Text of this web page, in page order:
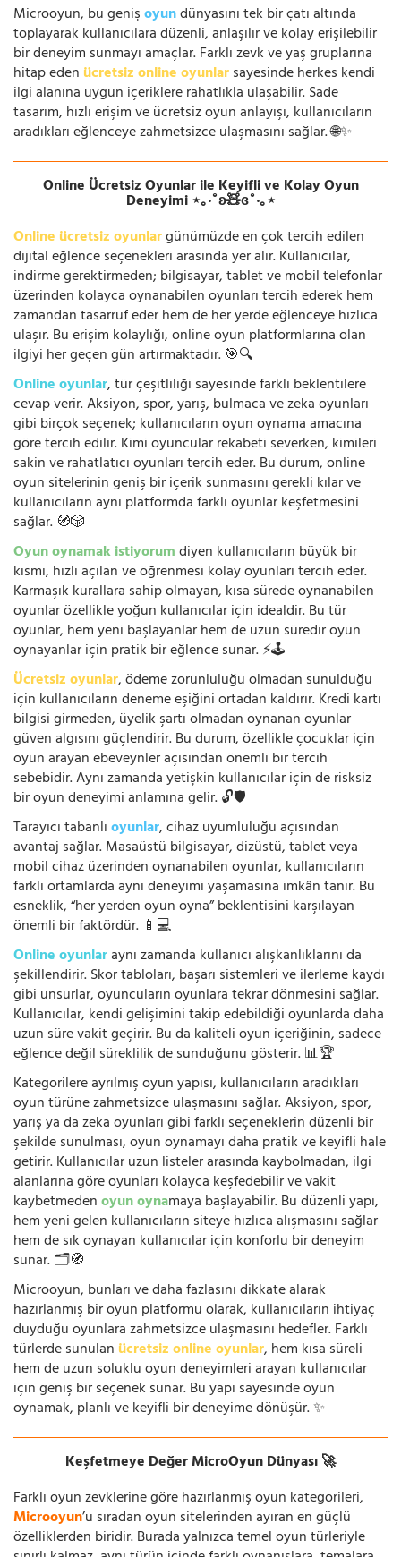
Microoyun, bu genişoyundünyasını tek bir çatı altında
toplayarak kullanıcılara düzenli, anlaşılır ve kolay erişilebilir
bir deneyim sunmayı amaçlar. Farklı zevk ve yaş gruplarına
hitap eden ücretsiz online oyunlarsayesinde herkes kendi
ilgi alanına uygun içeriklere rahatlıkla ulaşabilir. Sade
tasarım, hızlı erişim ve ücretsiz oyun anlayışı, kullanıcıların
aradıkları eğlenceye zahmetsizce ulaşmasını sağlar. 🌐✨
Online Ücretsiz Oyunlar ile Keyifli ve Kolay Oyun
Deneyimi ⋆｡‧˚ʚ🧸ɞ˚‧｡⋆
Online ücretsiz oyunlargünümüzde en çok tercih edilen
dijital eğlence seçenekleri arasında yer alır. Kullanıcılar,
indirme gerektirmeden; bilgisayar, tablet ve mobil telefonlar
üzerinden kolayca oynanabilen oyunları tercih ederek hem
zamandan tasarruf eder hem de her yerde eğlenceye hızlıca
ulaşır. Bu erişim kolaylığı, online oyun platformlarına olan
ilgiyi her geçen gün artırmaktadır. 🎯🔍
Online oyunlar, tür çeşitliliği sayesinde farklı beklentilere
cevap verir. Aksiyon, spor, yarış, bulmaca ve zeka oyunları
gibi birçok seçenek; kullanıcıların oyun oynama amacına
göre tercih edilir. Kimi oyuncular rekabeti severken, kimileri
sakin ve rahatlatıcı oyunları tercih eder. Bu durum, online
oyun sitelerinin geniş bir içerik sunmasını gerekli kılar ve
kullanıcıların aynı platformda farklı oyunlar keşfetmesini
sağlar. 🧭🎲
Oyun oynamak istiyorumdiyen kullanıcıların büyük bir
kısmı, hızlı açılan ve öğrenmesi kolay oyunları tercih eder.
Karmaşık kurallara sahip olmayan, kısa sürede oynanabilen
oyunlar özellikle yoğun kullanıcılar için idealdir. Bu tür
oyunlar, hem yeni başlayanlar hem de uzun süredir oyun
oynayanlar için pratik bir eğlence sunar. ⚡🕹️
Ücretsiz oyunlar, ödeme zorunluluğu olmadan sunulduğu
için kullanıcıların deneme eşiğini ortadan kaldırır. Kredi kartı
bilgisi girmeden, üyelik şartı olmadan oynanan oyunlar
güven algısını güçlendirir. Bu durum, özellikle çocuklar için
oyun arayan ebeveynler açısından önemli bir tercih
sebebidir. Aynı zamanda yetişkin kullanıcılar için de risksiz
bir oyun deneyimi anlamına gelir. 🔓🛡️
Tarayıcı tabanlıoyunlar, cihaz uyumluluğu açısından
avantaj sağlar. Masaüstü bilgisayar, dizüstü, tablet veya
mobil cihaz üzerinden oynanabilen oyunlar, kullanıcıların
farklı ortamlarda aynı deneyimi yaşamasına imkân tanır. Bu
esneklik, “her yerden oyun oyna” beklentisini karşılayan
önemli bir faktördür. 📱💻
Online oyunlaraynı zamanda kullanıcı alışkanlıklarını da
şekillendirir. Skor tabloları, başarı sistemleri ve ilerleme kaydı
gibi unsurlar, oyuncuların oyunlara tekrar dönmesini sağlar.
Kullanıcılar, kendi gelişimini takip edebildiği oyunlarda daha
uzun süre vakit geçirir. Bu da kaliteli oyun içeriğinin, sadece
eğlence değil süreklilik de sunduğunu gösterir. 📊🏆
Kategorilere ayrılmış oyun yapısı, kullanıcıların aradıkları
oyun türüne zahmetsizce ulaşmasını sağlar. Aksiyon, spor,
yarış ya da zeka oyunları gibi farklı seçeneklerin düzenli bir
şekilde sunulması, oyun oynamayı daha pratik ve keyifli hale
getirir. Kullanıcılar uzun listeler arasında kaybolmadan, ilgi
alanlarına göre oyunları kolayca keşfedebilir ve vakit
kaybetmedenoyun oynamaya başlayabilir. Bu düzenli yapı,
hem yeni gelen kullanıcıların siteye hızlıca alışmasını sağlar
hem de sık oynayan kullanıcılar için konforlu bir deneyim
sunar. 🗂️🧭
Microoyun, bunları ve daha fazlasını dikkate alarak
hazırlanmış bir oyun platformu olarak, kullanıcıların ihtiyaç
duyduğu oyunlara zahmetsizce ulaşmasını hedefler. Farklı
türlerde sunulan ücretsiz online oyunlar, hem kısa süreli
hem de uzun soluklu oyun deneyimleri arayan kullanıcılar
için geniş bir seçenek sunar. Bu yapı sayesinde oyun
oynamak, planlı ve keyifli bir deneyime dönüşür. ✨
Keşfetmeye Değer MicroOyun Dünyası 🚀
Farklı oyun zevklerine göre hazırlanmış oyun kategorileri,
Microoyun’u sıradan oyun sitelerinden ayıran en güçlü
özelliklerden biridir. Burada yalnızca temel oyun türleriyle